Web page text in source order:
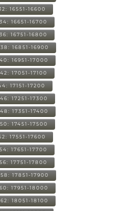
16551-16600
16651-16700
16751-16800
16851-16900
16951-17000
17051-17100
17151-17200
17251-17300
17351-17400
17451-17500
17551-17600
17651-17700
17751-17800
17851-17900
17951-18000
18051-18100